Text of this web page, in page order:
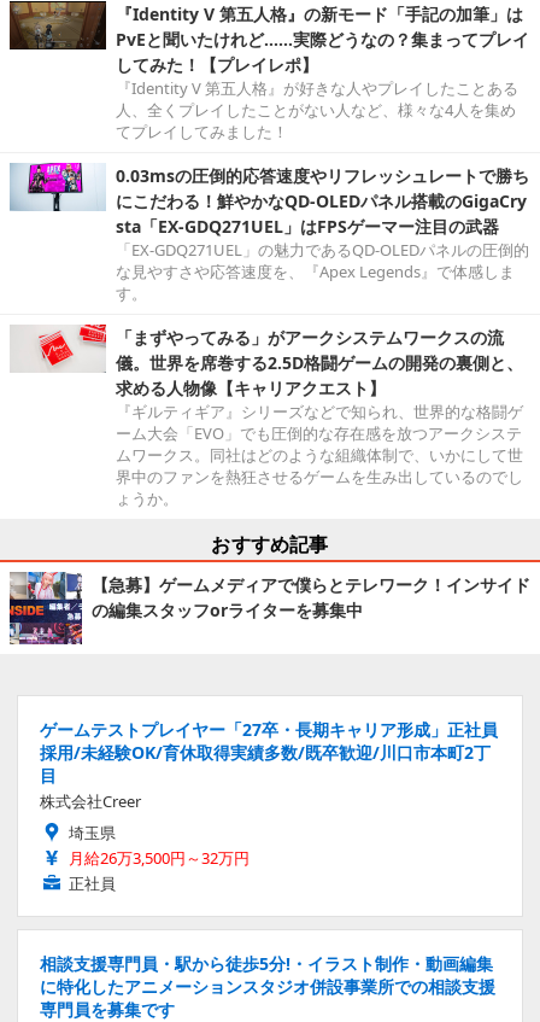
『Identity V 第五人格』の新モード「手記の加筆」は
PvEと聞いたけれど……実際どうなの？集まってプレイ
してみた！【プレイレポ】
『Identity V 第五人格』が好きな人やプレイしたことある
人、全くプレイしたことがない人など、様々な4人を集め
てプレイしてみました！
0.03msの圧倒的応答速度やリフレッシュレートで勝ち
にこだわる！鮮やかなQD-OLEDパネル搭載のGigaCry
sta「EX-GDQ271UEL」はFPSゲーマー注目の武器
「EX-GDQ271UEL」の魅力であるQD-OLEDパネルの圧倒的
な見やすさや応答速度を、『Apex Legends』で体感しま
す。
「まずやってみる」がアークシステムワークスの流
儀。世界を席巻する2.5D格闘ゲームの開発の裏側と、
求める人物像【キャリアクエスト】
『ギルティギア』シリーズなどで知られ、世界的な格闘ゲ
ーム大会「EVO」でも圧倒的な存在感を放つアークシステ
ムワークス。同社はどのような組織体制で、いかにして世
界中のファンを熱狂させるゲームを生み出しているのでし
ょうか。
おすすめ記事
【急募】ゲームメディアで僕らとテレワーク！インサイド
の編集スタッフorライターを募集中
ゲームテストプレイヤー「27卒・長期キャリア形成」正社員
採用/未経験OK/育休取得実績多数/既卒歓迎/川口市本町2丁
目
株式会社Creer
埼玉県
月給26万3,500円～32万円
正社員
相談支援専門員・駅から徒歩5分!・イラスト制作・動画編集
に特化したアニメーションスタジオ併設事業所での相談支援
専門員を募集です